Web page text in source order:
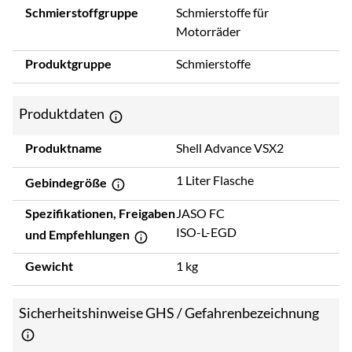
Schmierstoffgruppe
Schmierstoffe für
Motorräder
Produktgruppe Schmierstoffe
Produktdaten
Produktname Shell Advance VSX2
Gebindegröße 1 Liter Flasche
Spezifikationen, Freigaben
und Empfehlungen
JASO FC
ISO-L-EGD
Gewicht 1 kg
Sicherheitshinweise GHS / Gefahrenbezeichnung